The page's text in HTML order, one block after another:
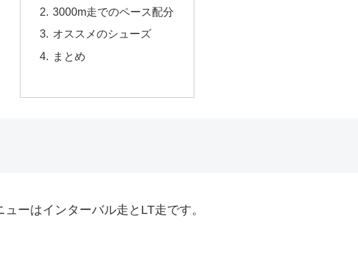
3000m走でのペース配分
オススメのシューズ
まとめ
ーはインターバル走とLT走です。